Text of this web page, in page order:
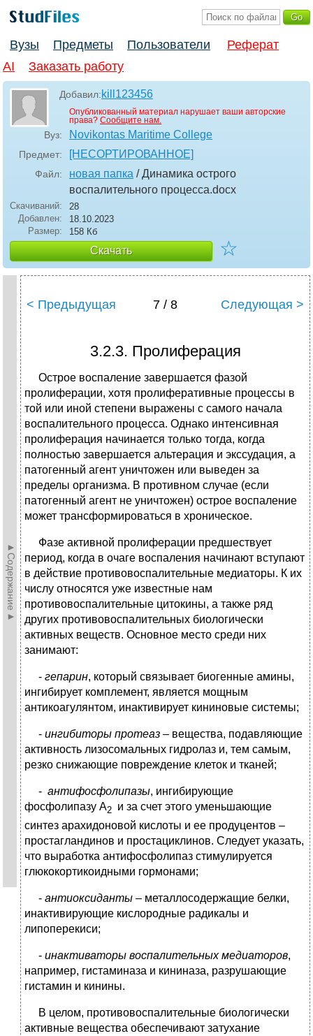
Вузы Предметы Пользователи
Реферат
AI
Заказать работу
Добавил:kill123456
Опубликованный материал нарушает ваши авторские
права? Сообщите нам.
Вуз: Novikontas Maritime College
Предмет: [НЕСОРТИРОВАННОЕ]
Файл: новая папка / Динамика острого
воспалительного процесса.docx
Скачиваний:
28
Добавлен:
18.10.2023
Размер:
158 Кб
Скачать ☆
►Содержание►
< Предыдущая 7 / 8 Следующая >
3.2.3. Пролиферация
Острое воспаление завершается фазой
пролиферации, хотя пролиферативные процессы в
той или иной степени выражены с самого начала
воспалительного процесса. Однако интенсивная
пролиферация начинается только тогда, когда
полностью завершается альтерация и экссудация, а
патогенный агент уничтожен или выведен за
пределы организма. В противном случае (если
патогенный агент не уничтожен) острое воспаление
может трансформироваться в хроническое.
Фазе активной пролиферации предшествует
период, когда в очаге воспаления начинают вступают
в действие противовоспалительные медиаторы. К их
числу относятся уже известные нам
противовоспалительные цитокины, а также ряд
других противовоспалительных биологически
активных веществ. Основное место среди них
занимают:
- гепарин, который связывает биогенные амины,
ингибирует комплемент, является мощным
антикоагулянтом, инактивирует кининовые системы;
- ингибиторы протеаз – вещества, подавляющие
активность лизосомальных гидролаз и, тем самым,
резко снижающие повреждение клеток и тканей;
- антифосфолипазы, ингибирующие
фосфолипазу А2 и за счет этого уменьшающие
синтез арахидоновой кислоты и ее продуцентов –
простагландинов и простациклинов. Следует указать,
что выработка антифосфолипаз стимулируется
глюкокортикоидными гормонами;
- антиоксиданты – металлосодержащие белки,
инактивирующие кислородные радикалы и
липоперекиси;
- инактиваторы воспалительных медиаторов,
например, гистаминаза и кининаза, разрушающие
гистамин и кинины.
В целом, противовоспалительные биологически
активные вещества обеспечивают затухание